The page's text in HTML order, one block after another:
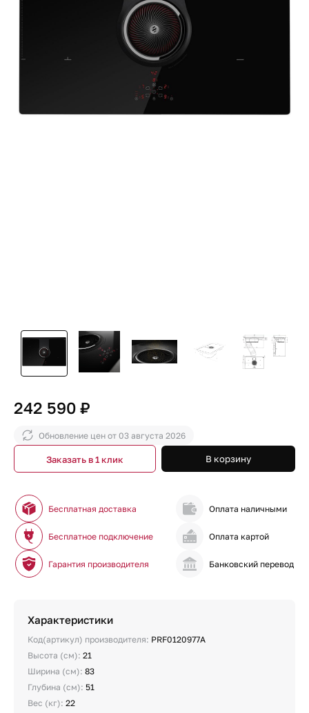
242 590 ₽
Обновление цен от 03 августа 2026
В корзину
Заказать в 1 клик
Бесплатная доставка
Бесплатное подключение
Гарантия производителя
Оплата наличными
Оплата картой
Банковский перевод
Характеристики
Код(артикул) производителя: PRF0120977A
Высота (см): 21
Ширина (см): 83
Глубина (см): 51
Вес (кг): 22